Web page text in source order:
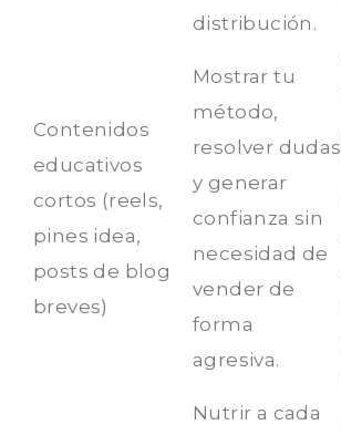
distribución.
Contenidos
educativos
cortos (reels,
pines idea,
posts de blog
breves)
Mostrar tu
método,
resolver dudas
y generar
confianza sin
necesidad de
vender de
forma
agresiva.
Nutrir a cada